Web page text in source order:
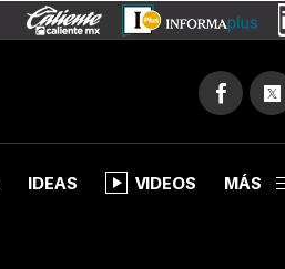
IDEAS VIDEOS MÁS